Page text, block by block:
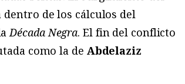
de los cálculos del
Década Negra. El fin del conflicto
como la de Abdelaziz